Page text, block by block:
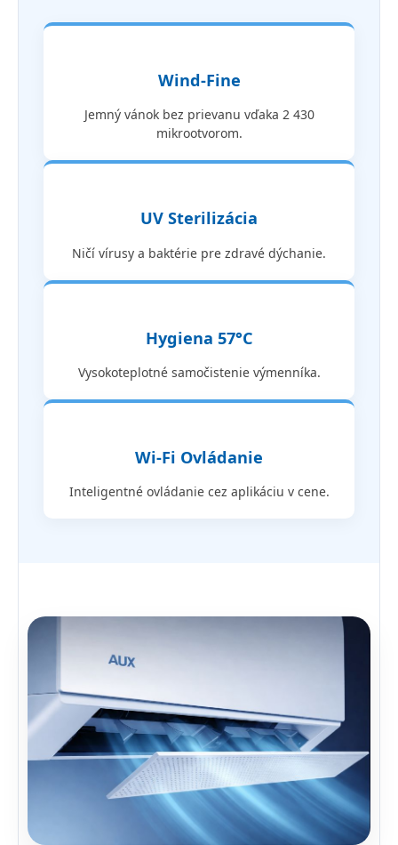
Wind-Fine
Jemný vánok bez prievanu vďaka 2 430
mikrootvorom.
UV Sterilizácia
Ničí vírusy a baktérie pre zdravé dýchanie.
Hygiena 57°C
Vysokoteplotné samočistenie výmenníka.
Wi-Fi Ovládanie
Inteligentné ovládanie cez aplikáciu v cene.